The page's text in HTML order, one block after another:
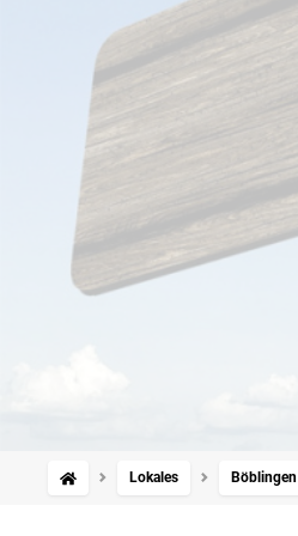
Lokales Böblingen